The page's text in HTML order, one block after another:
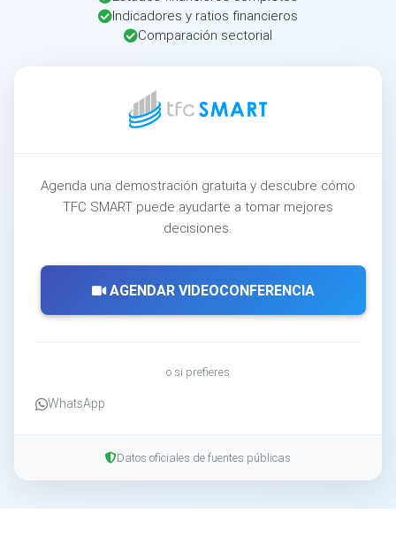
Indicadores y ratios financieros
Comparación sectorial
Agenda una demostración gratuita y descubre cómo
TFC SMART puede ayudarte a tomar mejores
decisiones.
AGENDAR VIDEOCONFERENCIA
o si prefieres
WhatsApp
Datos oficiales de fuentes públicas